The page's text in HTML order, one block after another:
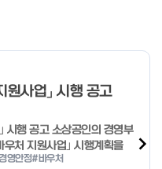
원사업」 시행 공고
시행 공고 소상공인의 경영부
처 지원사업｣ 시행계획을
일 중소벤처기업부장관
영안정#바우처